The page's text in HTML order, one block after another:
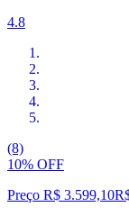
4.8
(8)
10% OFF
Preço R$ 3.599,10